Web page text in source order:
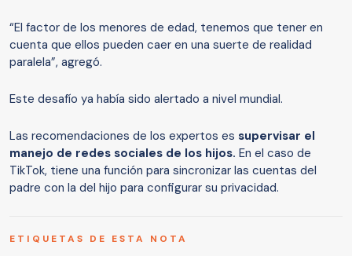
“El factor de los menores de edad, tenemos que tener en
cuenta que ellos pueden caer en una suerte de realidad
paralela”, agregó.
Este desafío ya había sido alertado a nivel mundial.
Las recomendaciones de los expertos es supervisar el
manejo de redes sociales de los hijos. En el caso de
TikTok, tiene una función para sincronizar las cuentas del
padre con la del hijo para configurar su privacidad.
ETIQUETAS DE ESTA NOTA